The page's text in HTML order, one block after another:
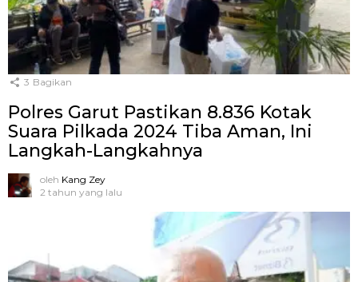
3 Bagikan
Polres Garut Pastikan 8.836 Kotak
Suara Pilkada 2024 Tiba Aman, Ini
Langkah-Langkahnya
oleh Kang Zey
2 tahun yang lalu